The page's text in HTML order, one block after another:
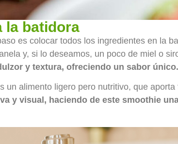
la batidora
es colocar todos los ingredientes en la
y, si lo deseamos, un poco de miel o
y textura, ofreciendo un sabor único.
un alimento ligero pero nutritivo, que
y visual, haciendo de este smoothie